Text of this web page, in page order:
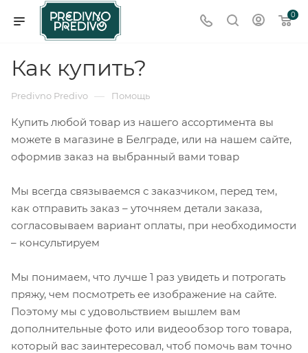
0
Как купить?
Predivno Predivo — Помощь
Купить любой товар из нашего ассортимента вы
можете в магазине в Белграде, или на нашем сайте,
оформив заказ на выбранный вами товар
Мы всегда связываемся с заказчиком, перед тем,
как отправить заказ – уточняем детали заказа,
согласовываем вариант оплаты, при необходимости
– консультируем
Мы понимаем, что лучше 1 раз увидеть и потрогать
пряжу, чем посмотреть ее изображение на сайте.
Поэтому мы с удовольствием вышлем вам
дополнительные фото или видеообзор того товара,
который вас заинтересовал, чтоб помочь вам точно